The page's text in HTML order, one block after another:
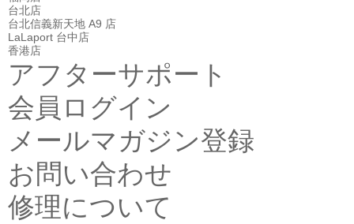
台北店
台北信義新天地 A9 店
LaLaport 台中店
香港店
アフターサポート
会員ログイン
メールマガジン登録
お問い合わせ
修理について